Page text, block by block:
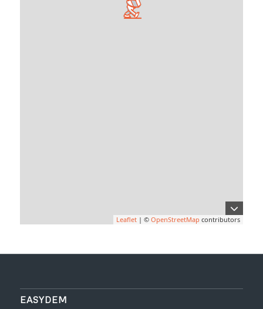
Leaflet | ©OpenStreetMap contributors
EASYDEM